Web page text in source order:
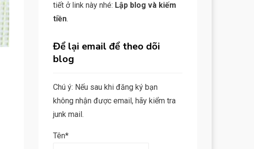
tiết ở link này nhé: Lập blog và kiếm
tiền.
Để lại email để theo dõi
blog
Chú ý: Nếu sau khi đăng ký bạn
không nhận được email, hãy kiểm tra
junk mail.
Tên*